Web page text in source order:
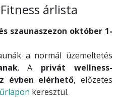
árlista
szaunaszezon október 1-
a normál üzemeltetés
. A privát wellness-
évben elérhető, előzetes
keresztül.